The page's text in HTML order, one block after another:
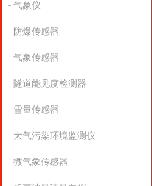
气象仪
防爆传感器
气象传感器
隧道能见度检测器
雪量传感器
大气污染环境监测仪
微气象传感器